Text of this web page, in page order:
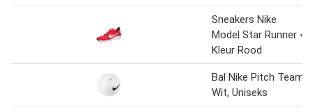
Sneakers Nike
Model Star Runner 4
Kleur Rood
Bal Nike Pitch Team,
Wit, Uniseks